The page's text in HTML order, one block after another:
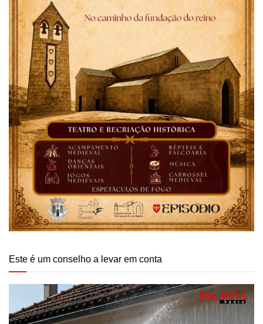
Este é um conselho a levar em conta